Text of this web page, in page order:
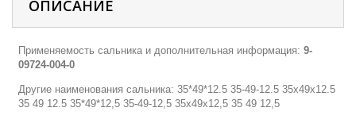
ОПИСАНИЕ
Применяемость сальника и дополнительная информация:9-
09724-004-0
Другие наименования сальника: 35*49*12.5 35-49-12.5 35х49х12.5
35 49 12.5 35*49*12,5 35-49-12,5 35х49х12,5 35 49 12,5